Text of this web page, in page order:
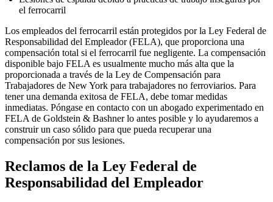
el ferrocarril
Los empleados del ferrocarril están protegidos por la Ley Federal de
Responsabilidad del Empleador (FELA), que proporciona una
compensación total si el ferrocarril fue negligente. La compensación
disponible bajo FELA es usualmente mucho más alta que la
proporcionada a través de la Ley de Compensación para
Trabajadores de New York para trabajadores no ferroviarios. Para
tener una demanda exitosa de FELA, debe tomar medidas
inmediatas. Póngase en contacto con un abogado experimentado en
FELA de Goldstein & Bashner lo antes posible y lo ayudaremos a
construir un caso sólido para que pueda recuperar una
compensación por sus lesiones.
Reclamos de la Ley Federal de
Responsabilidad del Empleador